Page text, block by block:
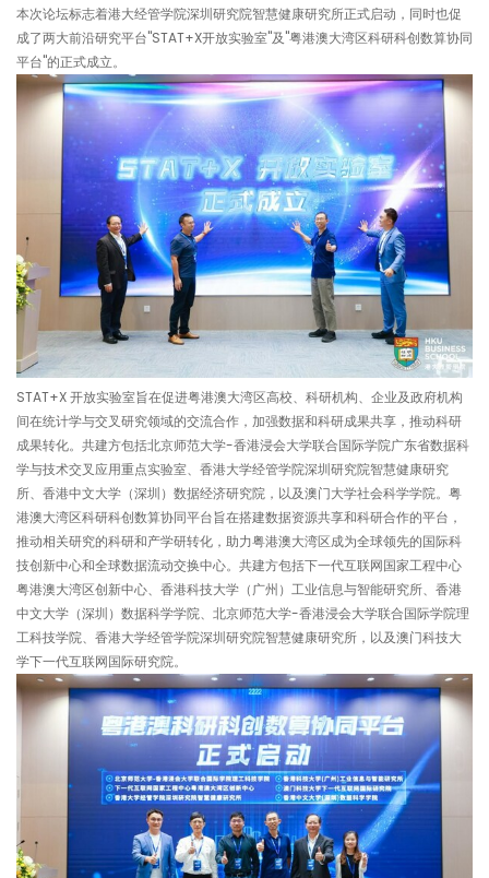
本次论坛标志着港大经管学院深圳研究院智慧健康研究所正式启动，同时也促
成了两大前沿研究平台"STAT+X开放实验室"及"粤港澳大湾区科研科创数算协同
平台"的正式成立。
STAT+X 开放实验室旨在促进粤港澳大湾区高校、科研机构、企业及政府机构
间在统计学与交叉研究领域的交流合作，加强数据和科研成果共享，推动科研
成果转化。共建方包括北京师范大学-香港浸会大学联合国际学院广东省数据科
学与技术交叉应用重点实验室、香港大学经管学院深圳研究院智慧健康研究
所、香港中文大学（深圳）数据经济研究院，以及澳门大学社会科学学院。粤
港澳大湾区科研科创数算协同平台旨在搭建数据资源共享和科研合作的平台，
推动相关研究的科研和产学研转化，助力粤港澳大湾区成为全球领先的国际科
技创新中心和全球数据流动交换中心。共建方包括下一代互联网国家工程中心
粤港澳大湾区创新中心、香港科技大学（广州）工业信息与智能研究所、香港
中文大学（深圳）数据科学学院、北京师范大学-香港浸会大学联合国际学院理
工科技学院、香港大学经管学院深圳研究院智慧健康研究所，以及澳门科技大
学下一代互联网国际研究院。